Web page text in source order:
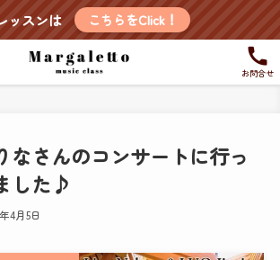
ッスンは こちらをClick！
お問合せ
なさんのコンサートに行っ
した♪
4月5日